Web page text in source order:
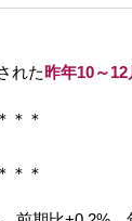
れた昨年10～
＊＊
＊＊